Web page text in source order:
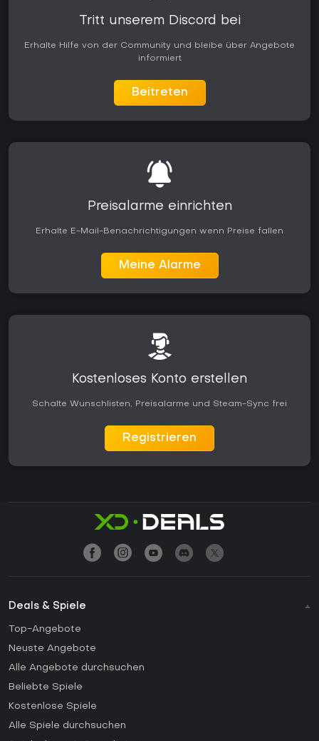
Tritt unserem Discord bei
Erhalte Hilfe von der Community und bleibe über Angebote
informiert
Beitreten
Preisalarme einrichten
Erhalte E-Mail-Benachrichtigungen wenn Preise fallen
Meine Alarme
Kostenloses Konto erstellen
Schalte Wunschlisten, Preisalarme und Steam-Sync frei
Registrieren
Deals & Spiele
Top-Angebote
Neuste Angebote
Alle Angebote durchsuchen
Beliebte Spiele
Kostenlose Spiele
Alle Spiele durchsuchen